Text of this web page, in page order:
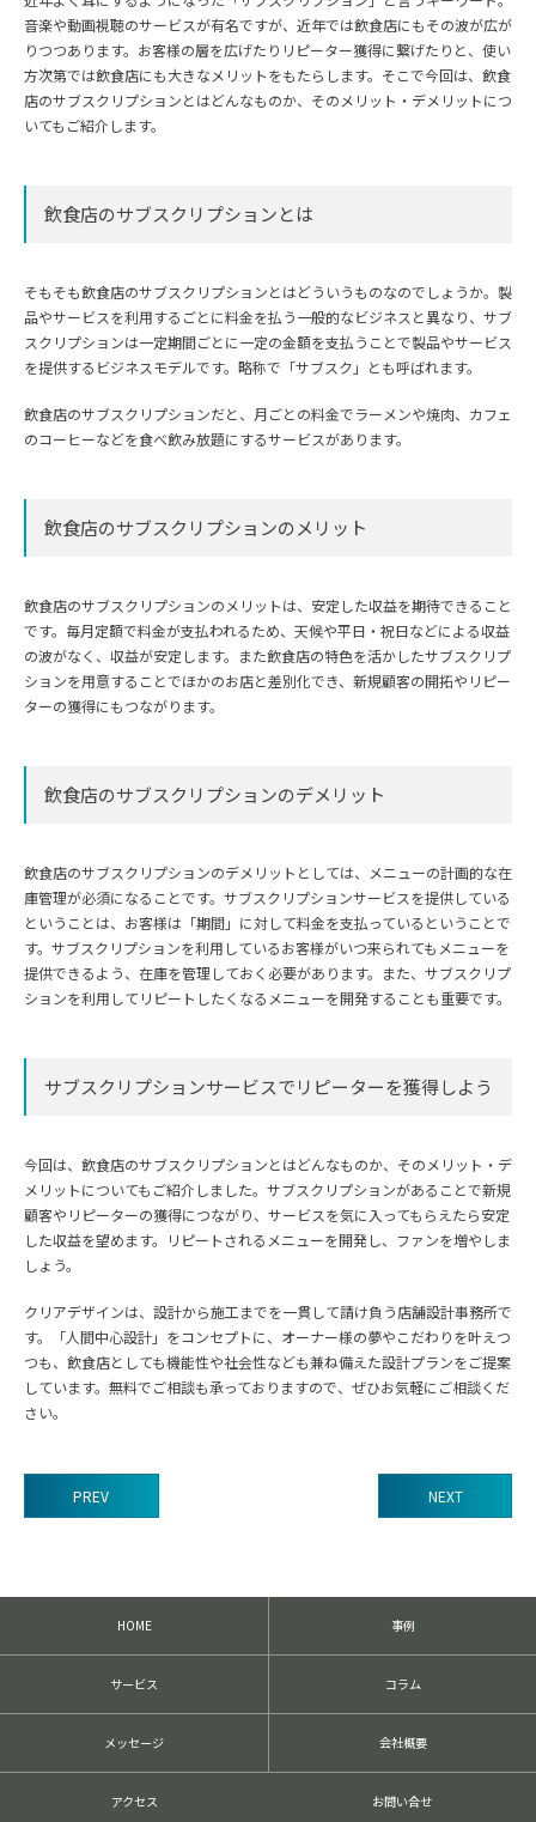
音楽や動画視聴のサービスが有名ですが、近年では飲食店にもその波が広が
りつつあります。お客様の層を広げたりリピーター獲得に繋げたりと、使い
方次第では飲食店にも大きなメリットをもたらします。そこで今回は、飲食
店のサブスクリプションとはどんなものか、そのメリット・デメリットにつ
いてもご紹介します。
飲食店のサブスクリプションとは
そもそも飲食店のサブスクリプションとはどういうものなのでしょうか。製
品やサービスを利用するごとに料金を払う一般的なビジネスと異なり、サブ
スクリプションは一定期間ごとに一定の金額を支払うことで製品やサービス
を提供するビジネスモデルです。略称で「サブスク」とも呼ばれます。
飲食店のサブスクリプションだと、月ごとの料金でラーメンや焼肉、カフェ
のコーヒーなどを食べ飲み放題にするサービスがあります。
飲食店のサブスクリプションのメリット
飲食店のサブスクリプションのメリットは、安定した収益を期待できること
です。毎月定額で料金が支払われるため、天候や平日・祝日などによる収益
の波がなく、収益が安定します。また飲食店の特色を活かしたサブスクリプ
ションを用意することでほかのお店と差別化でき、新規顧客の開拓やリピー
ターの獲得にもつながります。
飲食店のサブスクリプションのデメリット
飲食店のサブスクリプションのデメリットとしては、メニューの計画的な在
庫管理が必須になることです。サブスクリプションサービスを提供している
ということは、お客様は「期間」に対して料金を支払っているということで
す。サブスクリプションを利用しているお客様がいつ来られてもメニューを
提供できるよう、在庫を管理しておく必要があります。また、サブスクリプ
ションを利用してリピートしたくなるメニューを開発することも重要です。
サブスクリプションサービスでリピーターを獲得しよう
今回は、飲食店のサブスクリプションとはどんなものか、そのメリット・デ
メリットについてもご紹介しました。サブスクリプションがあることで新規
顧客やリピーターの獲得につながり、サービスを気に入ってもらえたら安定
した収益を望めます。リピートされるメニューを開発し、ファンを増やしま
しょう。
クリアデザインは、設計から施工までを一貫して請け負う店舗設計事務所で
す。「人間中心設計」をコンセプトに、オーナー様の夢やこだわりを叶えつ
つも、飲食店としても機能性や社会性なども兼ね備えた設計プランをご提案
しています。無料でご相談も承っておりますので、ぜひお気軽にご相談くだ
さい。
の
へ
ン
PREV NEXT
HOME 事例
サービス コラム
メッセージ 会社概要
アクセス お問い合せ